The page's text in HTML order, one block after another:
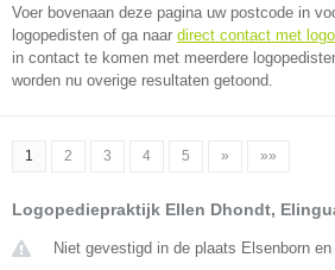
Voer bovenaan deze pagina uw postcode in
logopedisten of ga naar direct contact met
in contact te komen met meerdere
worden nu overige resultaten getoond.
1 2 3 4 5 » »»
Logopediepraktijk Ellen Dhondt,
Niet gevestigd in de plaats Elsenborn